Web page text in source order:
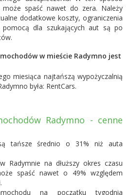
może spaść nawet do zera. Należy
dodatkowe koszty, ograniczenia
dla szukających aut są po
w mieście Radymno jest
miesiąca najtańszą wypożyczalnią
była: RentCars.
Radymno - cenne
tańsze średnio o 31% niż auta
Radymnie na dłuższy okres czasu
spaść nawet o 49% względem
na początku tygodnia